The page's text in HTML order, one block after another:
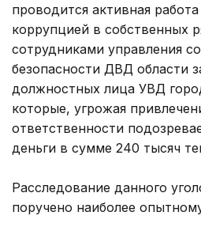
проводится активная
коррупцией в собственных
сотрудниками управления
безопасности ДВД области
должностных лица УВД
которые, угрожая
ответственности
деньги в сумме 240 тысяч
Расследование данного
поручено наиболее